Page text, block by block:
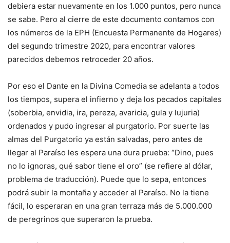
debiera estar nuevamente en los 1.000 puntos, pero nunca
se sabe. Pero al cierre de este documento contamos con
los números de la EPH (Encuesta Permanente de Hogares)
del segundo trimestre 2020, para encontrar valores
parecidos debemos retroceder 20 años.
Por eso el Dante en la Divina Comedia se adelanta a todos
los tiempos, supera el infierno y deja los pecados capitales
(soberbia, envidia, ira, pereza, avaricia, gula y lujuria)
ordenados y pudo ingresar al purgatorio. Por suerte las
almas del Purgatorio ya están salvadas, pero antes de
llegar al Paraíso les espera una dura prueba: “Dino, pues
no lo ignoras, qué sabor tiene el oro” (se refiere al dólar,
problema de traducción). Puede que lo sepa, entonces
podrá subir la montaña y acceder al Paraíso. No la tiene
fácil, lo esperaran en una gran terraza más de 5.000.000
de peregrinos que superaron la prueba.